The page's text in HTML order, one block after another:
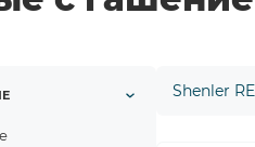
Shenler